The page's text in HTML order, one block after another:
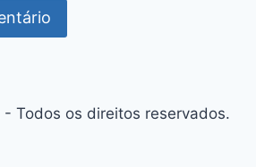
Todos os direitos reservados.